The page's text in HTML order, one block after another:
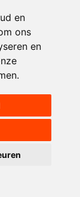
en
ons
en